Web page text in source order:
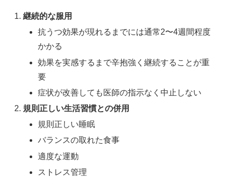
継続的な服用
抗うつ効果が現れるまでには通常2〜4週間程度
かかる
効果を実感するまで辛抱強く継続することが重
要
症状が改善しても医師の指示なく中止しない
規則正しい生活習慣との併用
規則正しい睡眠
バランスの取れた食事
適度な運動
ストレス管理